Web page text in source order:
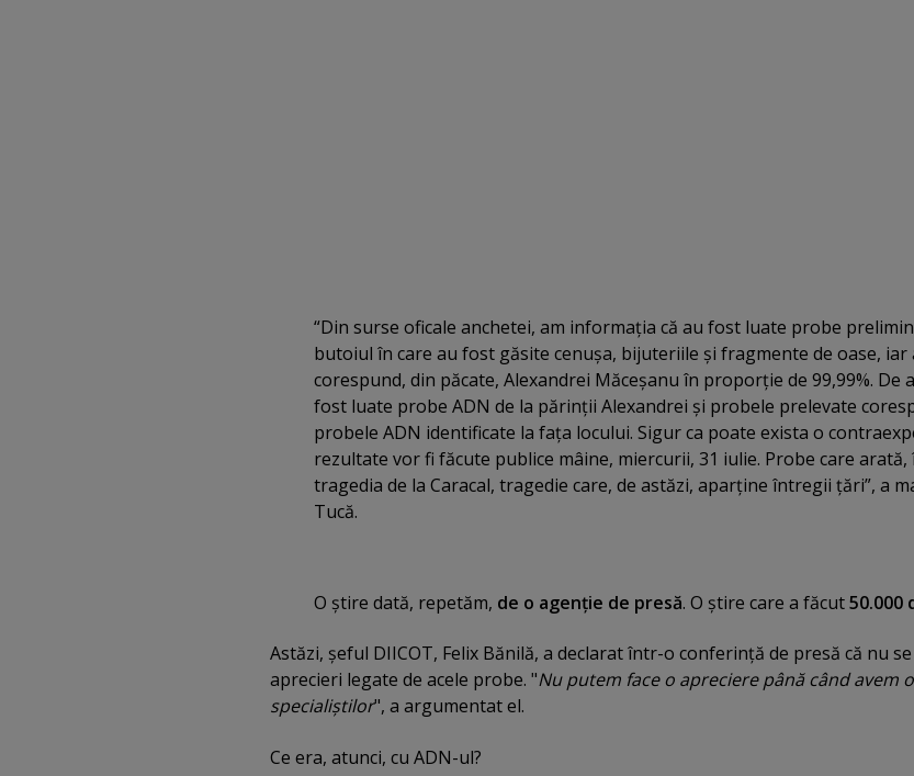
“Din surse oficale anchetei, am informaţia că au fost luate probe
butoiul în care au fost găsite cenuşa, bijuteriile şi fragmente de oase, iar
corespund, din păcate, Alexandrei Măceşanu în proporţie de 99,99%. De
fost luate probe ADN de la părinţii Alexandrei şi probele prelevate
probele ADN identificate la faţa locului. Sigur ca poate exista o
rezultate vor fi făcute publice mâine, miercurii, 31 iulie. Probe care arată,
tragedia de la Caracal, tragedie care, de astăzi, aparţine întregii ţări”, a
Tucă.
O ştire dată, repetăm, de o agenţie de presă. O ştire care a făcut50.000
Astăzi, şeful DIICOT, Felix Bănilă, a declarat într-o conferinţă de presă că nu
aprecieri legate de acele probe. "Nu putem face o apreciere până când avem
specialiştilor", a argumentat el.
Ce era, atunci, cu ADN-ul?